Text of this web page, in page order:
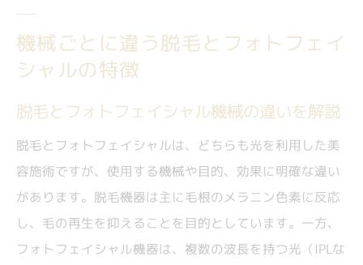
機械ごとに違う脱毛とフォトフェイ
シャルの特徴
脱毛とフォトフェイシャル機械の違いを解説
脱毛とフォトフェイシャルは、どちらも光を利用した美
容施術ですが、使用する機械や目的、効果に明確な違い
があります。脱毛機器は主に毛根のメラニン色素に反応
し、毛の再生を抑えることを目的としています。一方、
フォトフェイシャル機器は、複数の波長を持つ光（IPLな